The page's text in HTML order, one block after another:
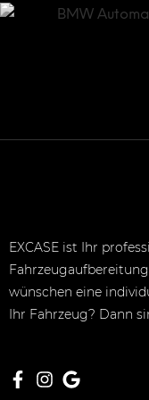
EXCASE ist Ihr
wünschen eine
Ihr Fahrzeug? Dann